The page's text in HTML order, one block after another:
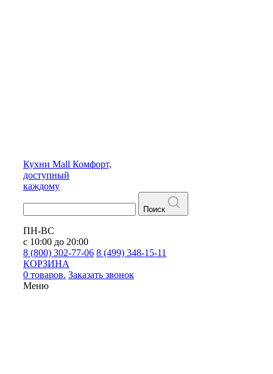
Кухни Mall Комфорт,
доступный
каждому
Поиск
ПН-ВС
с 10:00 до 20:00
8 (800) 302-77-06 8 (499) 348-15-11
КОРЗИНА
0 товаров. Заказать звонок
Меню